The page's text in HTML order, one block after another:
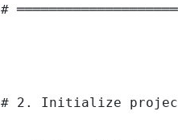
#
# 2. Initialize